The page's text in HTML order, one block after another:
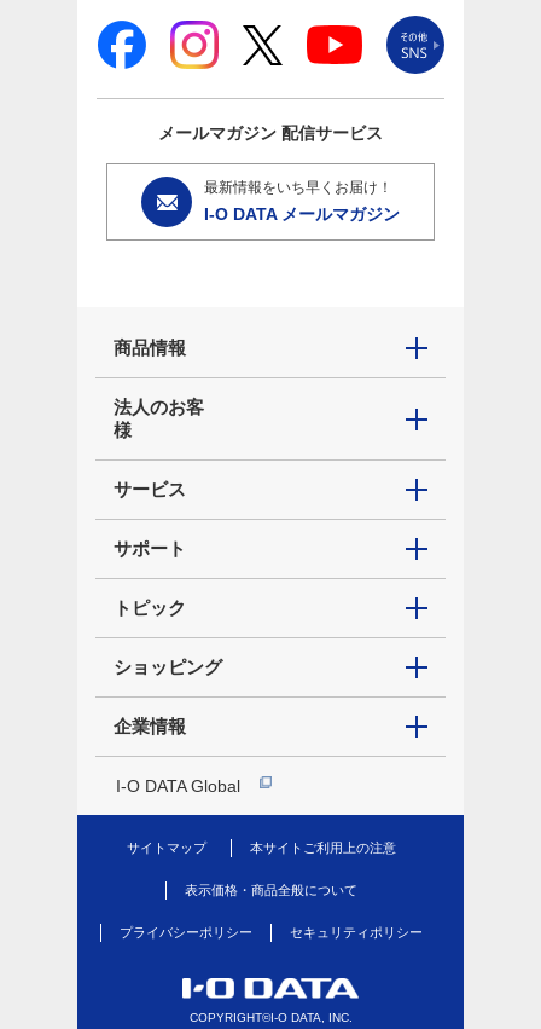
メールマガジン 配信サービス
最新情報をいち早くお届け！
I-O DATA メールマガジン
商品情報
法人のお客
様
サービス
サポート
トピック
ショッピング
企業情報
I-O DATA Global
サイトマップ 本サイトご利用上の注意
表示価格・商品全般について
プライバシーポリシー セキュリティポリシー
COPYRIGHT©I-O DATA, INC.